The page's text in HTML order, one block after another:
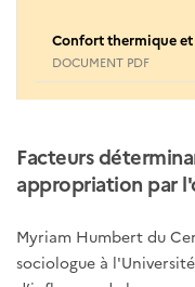
Confort thermique
DOCUMENT PDF
Facteurs
appropriation par
Myriam Humbert du
sociologue à